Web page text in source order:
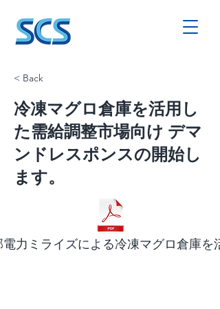
< Back
冷凍マグロ倉庫を活用し
た需給調整市場向け デマ
ンドレスポンスの開始し
ます。
力ミライズによる冷凍マグロ倉庫を